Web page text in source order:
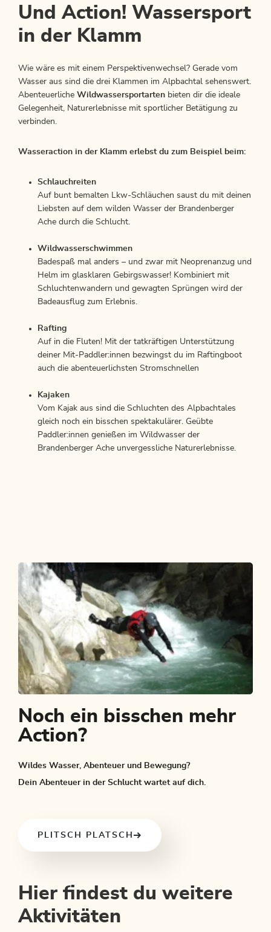
Und Action! Wassersport
in der Klamm
Wie wäre es mit einem Perspektivenwechsel? Gerade vom
Wasser aus sind die drei Klammen im Alpbachtal sehenswert.
Abenteuerliche Wildwassersportarten bieten dir die ideale
Gelegenheit, Naturerlebnisse mit sportlicher Betätigung zu
verbinden.
Wasseraction in der Klamm erlebst du zum Beispiel beim:
Schlauchreiten
Auf bunt bemalten Lkw-Schläuchen saust du mit deinen
Liebsten auf dem wilden Wasser der Brandenberger
Ache durch die Schlucht.
Wildwasserschwimmen
Badespaß mal anders – und zwar mit Neoprenanzug und
Helm im glasklaren Gebirgswasser! Kombiniert mit
Schluchtenwandern und gewagten Sprüngen wird der
Badeausflug zum Erlebnis.
Rafting
Auf in die Fluten! Mit der tatkräftigen Unterstützung
deiner Mit-Paddler:innen bezwingst du im Raftingboot
auch die abenteuerlichsten Stromschnellen
Kajaken
Vom Kajak aus sind die Schluchten des Alpbachtales
gleich noch ein bisschen spektakulärer. Geübte
Paddler:innen genießen im Wildwasser der
Brandenberger Ache unvergessliche Naturerlebnisse.
Noch ein bisschen mehr
Action?
Wildes Wasser, Abenteuer und Bewegung?
Dein Abenteuer in der Schlucht wartet auf dich.
PLITSCH PLATSCH
Hier findest du weitere
Aktivitäten